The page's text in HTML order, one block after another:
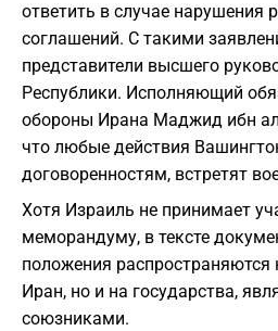
ответить в случае нарушения
соглашений. С такими
представители высшего
Республики. Исполняющий
обороны Ирана Маджид ибн
что любые действия
договоренностям, встретят
Хотя Израиль не принимает
меморандуму, в тексте
положения
Иран, но и на государства,
союзниками.